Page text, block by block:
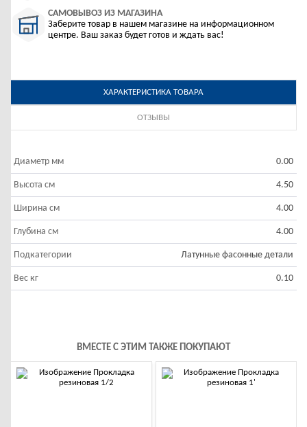
САМОВЫВОЗ ИЗ МАГАЗИНА
Заберите товар в нашем магазине на информационном
центре. Ваш заказ будет готов и ждать вас!
ХАРАКТЕРИСТИКА ТОВАРА
ОТЗЫВЫ
Диаметр мм 0.00
Высота см 4.50
Ширина cм 4.00
Глубина см 4.00
Подкатегории Латунные фасонные детали
Вес кг 0.10
ВМЕСТЕ С ЭТИМ ТАКЖЕ ПОКУПАЮТ